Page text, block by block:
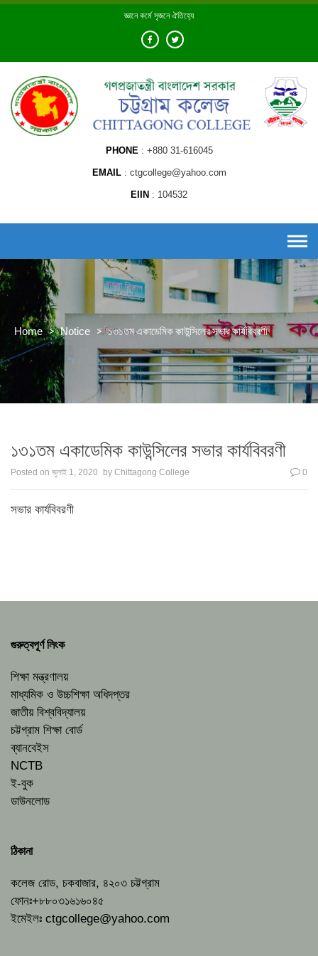
Skip
জ্ঞানে কর্মে সৃজনে ঐতিহ্যে
PHONE +880 31-616045
EMAIL ctgcollege@yahoo.com
EIIN 104532
Home > Notice > ১৩১তম একাডেমিক কাউন্সিলের সভার কার্যবিবরণী
১৩১তম একাডেমিক কাউন্সিলের সভার কার্যবিবরণী
Posted on জুলাই 1, 2020 by Chittagong College 0
সভার কার্যবিবরণী
গুরুত্বপূর্ণ লিংক
শিক্ষা মন্ত্রণালয়
মাধ্যমিক ও উচ্চশিক্ষা অধিদপ্তর
জাতীয় বিশ্ববিদ্যালয়
চট্টগ্রাম শিক্ষা বোর্ড
ব্যানবেইস
NCTB
ই-বুক
ডাউনলোড
ঠিকানা
কলেজ রোড, চকবাজার, ৪২০৩ চট্টগ্রাম
ফোনঃ+৮৮০৩১৬১৬০৪৫
ইমেইলঃ ctgcollege@yahoo.com